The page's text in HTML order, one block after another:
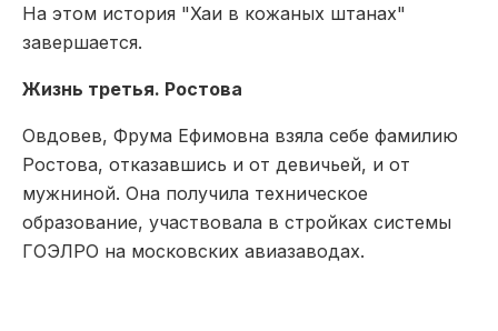
На этом история "Хаи в кожаных штанах"
завершается.
Жизнь третья. Ростова
Овдовев, Фрума Ефимовна взяла себе фамилию
Ростова, отказавшись и от девичьей, и от
мужниной. Она получила техническое
образование, участвовала в стройках системы
ГОЭЛРО на московских авиазаводах.